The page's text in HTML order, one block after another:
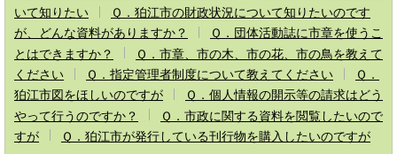
いて知りたい
Ｑ．狛江市の財政状況について知りたいのです
が、どんな資料がありますか？
Ｑ．団体活動誌に市章を使うこ
とはできますか？
Ｑ．市章、市の木、市の花、市の鳥を教えて
ください
Ｑ．指定管理者制度について教えてください
Ｑ．
狛江市図をほしいのですが
Ｑ．個人情報の開示等の請求はどう
やって行うのですか？
Ｑ．市政に関する資料を閲覧したいので
すが
Ｑ．狛江市が発行している刊行物を購入したいのですが